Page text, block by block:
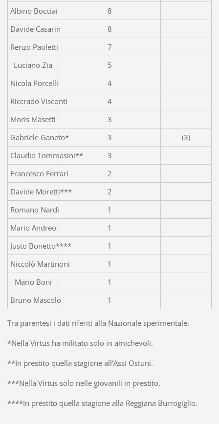
Albino Bocciai
8
Davide Casarin
8
Renzo Paoletti
7
Luciano Zia
5
Nicola Porcelli
4
Riccrado Visconti
4
Moris Masetti
3
Gabriele Ganeto*
3
(3)
Claudio Tommasini**
3
Francesco Ferrari
2
Davide Moretti***
2
Romano Nardi
1
Mario Andreo
1
Justo Bonetto****
1
Niccolò Martinoni
1
Mario Boni
1
Bruno Mascolo
1
Tra parentesi i dati riferiti alla Nazionale sperimentale.
*Nella Virtus ha militato solo in amichevoli.
**In prestito quella stagione all'Assi Ostuni.
***Nella Virtus solo nelle giovanili in prestito.
****In prestito quella stagione alla Reggiana Burrogiglio.